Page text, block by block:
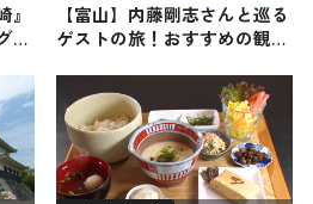
ル
【富山】内藤剛志さんと巡る
ゲストの旅！おすすめの観